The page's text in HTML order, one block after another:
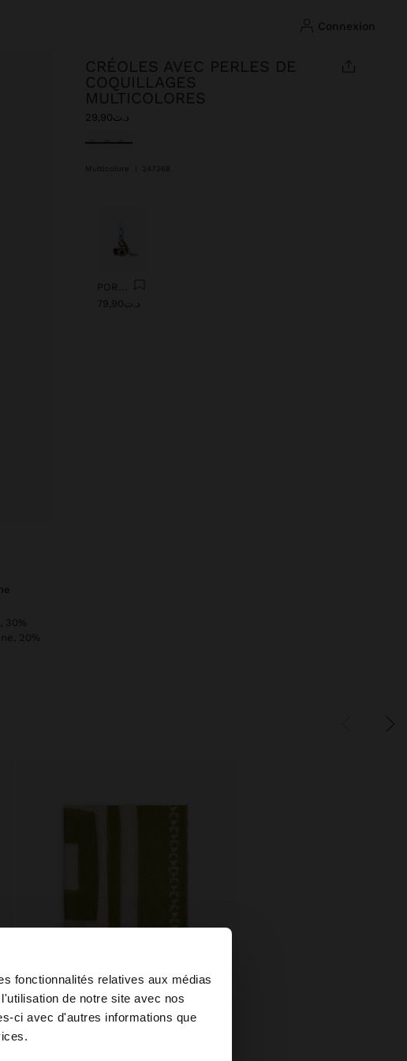
fonctionnalités relatives aux médias
de notre site avec nos
ci avec d'autres informations que
connexion
×
United States?
CRÉOLES AVEC PERLES DE
COQUILLAGES
MULTICOLORES
د.ت29,90
sélectionné(s)
Multicolore 247368
د.ت79,90
20%